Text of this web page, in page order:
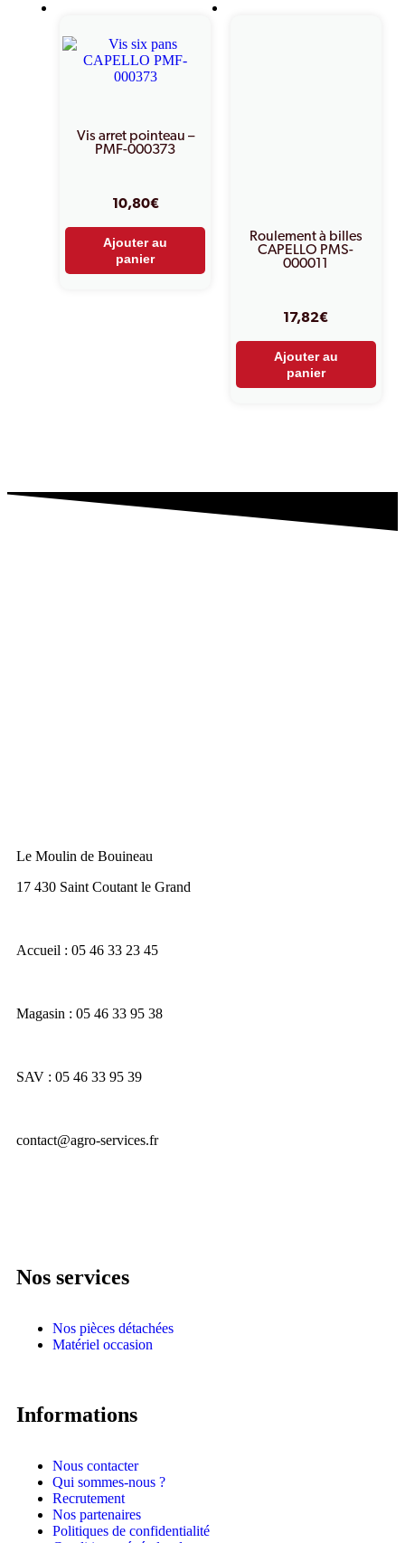
Vis arret pointeau –
PMF-000373
10,80€
Ajouter au
panier
Roulement à billes
CAPELLO PMS-
000011
17,82€
Ajouter au
panier
Le Moulin de Bouineau
17 430 Saint Coutant le Grand
Accueil : 05 46 33 23 45
Magasin : 05 46 33 95 38
SAV : 05 46 33 95 39
contact@agro-services.fr
Nos services
Nos pièces détachées
Matériel occasion
Informations
Nous contacter
Qui sommes-nous ?
Recrutement
Nos partenaires
Politiques de confidentialité